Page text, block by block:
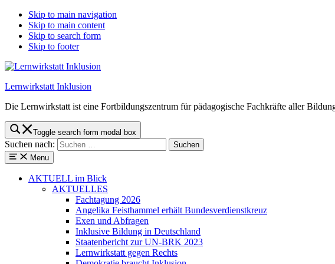
Skip to main navigation
Skip to main content
Skip to search form
Skip to footer
Lernwirkstatt Inklusion
Die Lernwirkstatt ist eine Fortbildungszentrum für pädagogische Fachkräfte aller
Toggle search form modal box
Suchen nach:
Menu
AKTUELL im Blick
AKTUELLES
Fachtagung 2026
Angelika Feisthammel erhält Bundesverdienstkreuz
Exen und Abfragen
Inklusive Bildung in Deutschland
Staatenbericht zur UN-BRK 2023
Lernwirkstatt gegen Rechts